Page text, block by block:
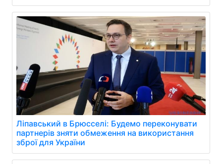
Ліпавський в Брюсселі: Будемо переконувати
партнерів зняти обмеження на використання
зброї для України